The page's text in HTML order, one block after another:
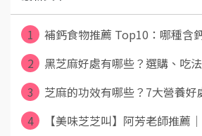
1
補鈣食物推薦 Top10：哪種含
2
黑芝麻好處有哪些？選購、吃
3
芝麻的功效有哪些？7大營養
4
【美味芝芝叫】阿芳老師推薦